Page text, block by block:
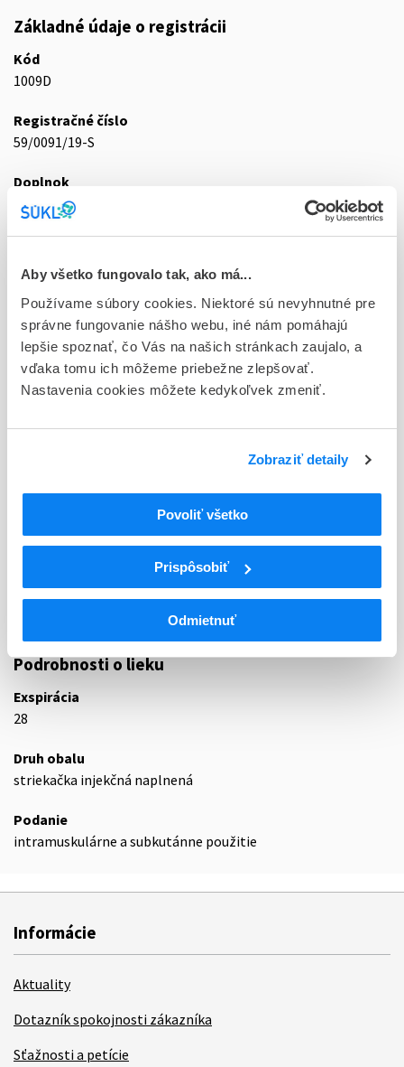
Aby všetko fungovalo tak, ako má...
Používame súbory cookies. Niektoré sú nevyhnutné pre
správne fungovanie nášho webu, iné nám pomáhajú
lepšie spoznať, čo Vás na našich stránkach zaujalo, a
vďaka tomu ich môžeme priebežne zlepšovať.
Nastavenia cookies môžete kedykoľvek zmeniť.
Zobraziť detaily
Povoliť všetko
Prispôsobiť
Odmietnuť
Základné údaje o registrácii
Kód
1009D
Registračné číslo
59/0091/19-S
Doplnok
sol iru 10x0,5 ml (striek.inj.skl.napl.+1 ihla)
D - Registrácia bez obmedzenia platnosti
Typ registračnej procedúry
Vzájomné uznávanie (mutual recognition proc.)
Držiteľ, krajina
Merck Sharp & Dohme B.V., Holandsko
Indikačná skupina
ATC
ANTIINFEKTÍVA NA SYSTÉMOVÉ POUŽITIE
J07
J07A
Bakteriálne očkovacie látky
Očkovacie látky proti pneumokokom
J07AL01
Očkovacia látka proti pneumokokom,
purifikovaný polysacharidový antigén
Podrobnosti o lieku
Exspirácia
28
Druh obalu
striekačka injekčná naplnená
Podanie
intramuskulárne a subkutánne použitie
Informácie
Aktuality
Dotazník spokojnosti zákazníka
Sťažnosti a petície